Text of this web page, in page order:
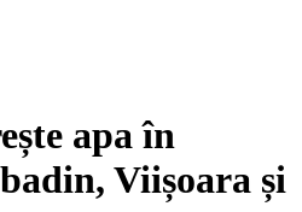
apa în
Viișoara și